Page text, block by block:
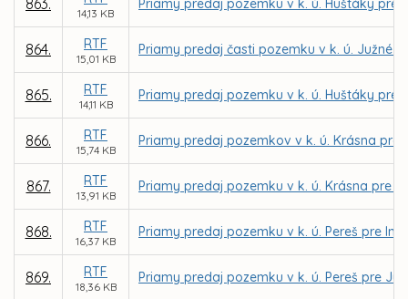
863.
14,13 KB
Priamy predaj pozemku v k. ú. Huštáky pre
864. RTF
15,01 KB
Priamy predaj časti pozemku v k. ú. Južné
865. RTF
14,11 KB
Priamy predaj pozemku v k. ú. Huštáky pre
866. RTF
15,74 KB
Priamy predaj pozemkov v k. ú. Krásna pre
867. RTF
13,91 KB
Priamy predaj pozemku v k. ú. Krásna pre
868. RTF
16,37 KB
Priamy predaj pozemku v k. ú. Pereš pre
869. RTF
18,36 KB
Priamy predaj pozemku v k. ú. Pereš pre